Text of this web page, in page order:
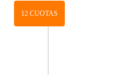
12 CUOTAS